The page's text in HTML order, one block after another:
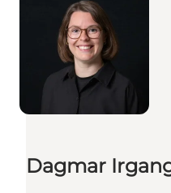
Turismeviden
Om Wonderful
Dagmar